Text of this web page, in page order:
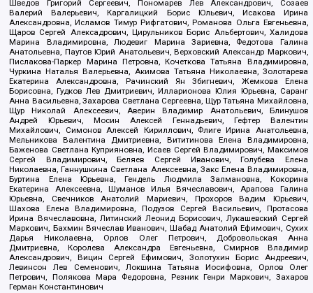
Шведов Григорий Сергеевич, Пономарев Лев Александрович, Созаев
Валерий Валерьевич, Каргалицкий Борис Юльевич, Исакова Ирина
Александровна, Исламов Тимур Рифгатович, Романова Ольга Евгеньевна,
Щаров Сергей Алексадрович, Цирульников Борис Альбертович, Халидова
Марина Владимировна, Людевиг Марина Зариевна, Федотова Галина
Анатольевна, Паутов Юрий Анатольевич, Верховский Александр Маркович,
Пислакова-Паркер Марина Петровна, Кочеткова Татьяна Владимировна,
Чуркина Наталья Валерьевна, Акимова Татьяна Николаевна, Золотарева
Екатерина Александровна, Рачинский Ян Збигневич, Жемкова Елена
Борисовна, Гудков Лев Дмитриевич, Илларионова Юлия Юрьевна, Саранг
Анна Васильевна, Захарова Светлана Сергеевна, Щур Татьяна Михайловна,
Щур Николай Алексеевич, Аверин Владимир Анатольевич, Блинушов
Андрей Юрьевич, Мосин Алексей Геннадьевич, Гефтер Валентин
Михайлович, Симонов Алексей Кириллович, Флиге Ирина Анатольевна,
Мельникова Валентина Дмитриевна, Вититинова Елена Владимировна,
Баженова Светлана Куприяновна, Исаев Сергей Владимирович, Максимов
Сергей Владимирович, Беляев Сергей Иванович, Голубева Елена
Николаевна, Ганнушкина Светлана Алексеевна, Закс Елена Владимировна,
Буртина Елена Юрьевна, Гендель Людмила Залмановна, Кокорина
Екатерина Алексеевна, Шуманов Илья Вячеславович, Арапова Галина
Юрьевна, Свечников Анатолий Мариевич, Прохоров Вадим Юрьевич,
Шахова Елена Владимировна, Подузов Сергей Васильевич, Протасова
Ирина Вячеславовна, Литинский Леонид Борисович, Лукашевский Сергей
Маркович, Бахмин Вячеслав Иванович, Шабад Анатолий Ефимович, Сухих
Дарья Николаевна, Орлов Олег Петрович, Добровольская Анна
Дмитриевна, Королева Александра Евгеньевна, Смирнов Владимир
Александрович, Вицин Сергей Ефимович, Золотухин Борис Андреевич,
Левинсон Лев Семенович, Локшина Татьяна Иосифовна, Орлов Олег
Петрович, Полякова Мара Федоровна, Резник Генри Маркович, Захаров
Герман Константинович